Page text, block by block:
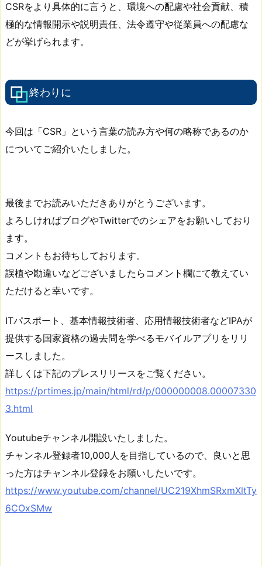
CSRをより具体的に言うと、環境への配慮や社会貢献、積
極的な情報開示や説明責任、法令遵守や従業員への配慮な
どが挙げられます。
終わりに
今回は「CSR」という言葉の読み方や何の略称であるのか
についてご紹介いたしました。
最後までお読みいただきありがとうございます。
よろしければブログやTwitterでのシェアをお願いしており
ます。
コメントもお待ちしております。
誤植や勘違いなどございましたらコメント欄にて教えてい
ただけると幸いです。
ITパスポート、基本情報技術者、応用情報技術者などIPAが
提供する国家資格の過去問を学べるモバイルアプリをリリ
ースしました。
詳しくは下記のプレスリリースをご覧ください。
https://prtimes.jp/main/html/rd/p/000000008.00007330
3.html
Youtubeチャンネル開設いたしました。
チャンネル登録者10,000人を目指しているので、良いと思
った方はチャンネル登録をお願いしたいです。
https://www.youtube.com/channel/UC219XhmSRxmXltTy
6COxSMw